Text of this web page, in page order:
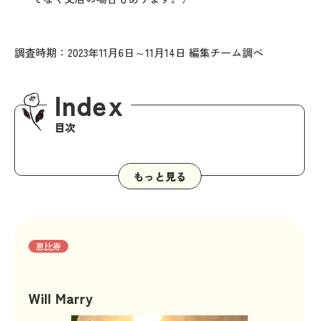
調査時期：2023年11月6日～11月14日 編集チーム調べ
Index
目次
恵比寿
Will Marry